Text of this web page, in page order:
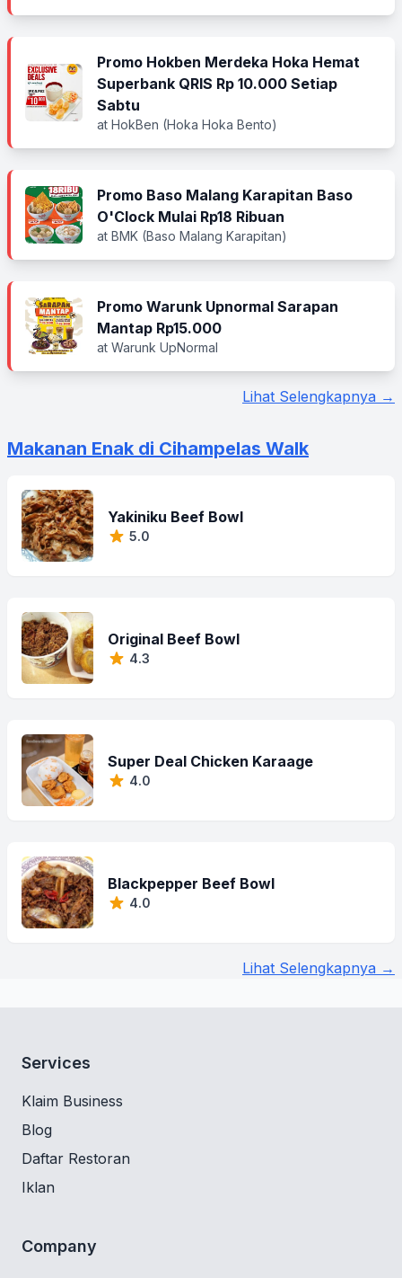
Promo Hokben Merdeka Hoka Hemat
Superbank QRIS Rp 10.000 Setiap
Sabtu
at HokBen (Hoka Hoka Bento)
Promo Baso Malang Karapitan Baso
O'Clock Mulai Rp18 Ribuan
at BMK (Baso Malang Karapitan)
Promo Warunk Upnormal Sarapan
Mantap Rp15.000
at Warunk UpNormal
Lihat Selengkapnya →
Makanan Enak di Cihampelas Walk
Yakiniku Beef Bowl
5.0
Original Beef Bowl
4.3
Super Deal Chicken Karaage
4.0
Blackpepper Beef Bowl
4.0
Lihat Selengkapnya →
Services
Klaim Business
Blog
Daftar Restoran
Iklan
Company